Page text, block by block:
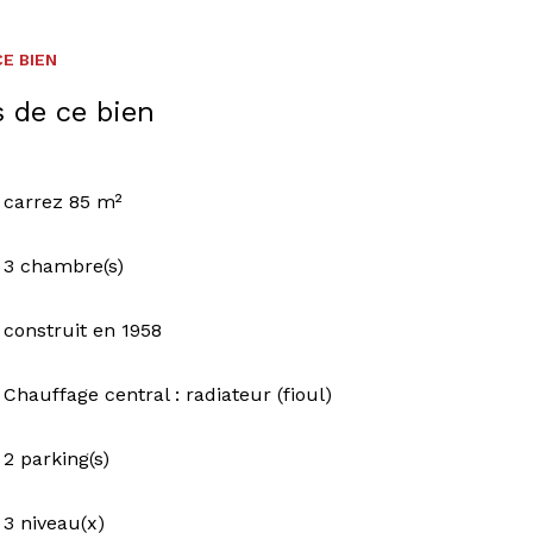
BIEN
de ce bien
carrez 85 m²
3 chambre(s)
construit en 1958
Chauffage central : radiateur (fioul)
2 parking(s)
3 niveau(x)